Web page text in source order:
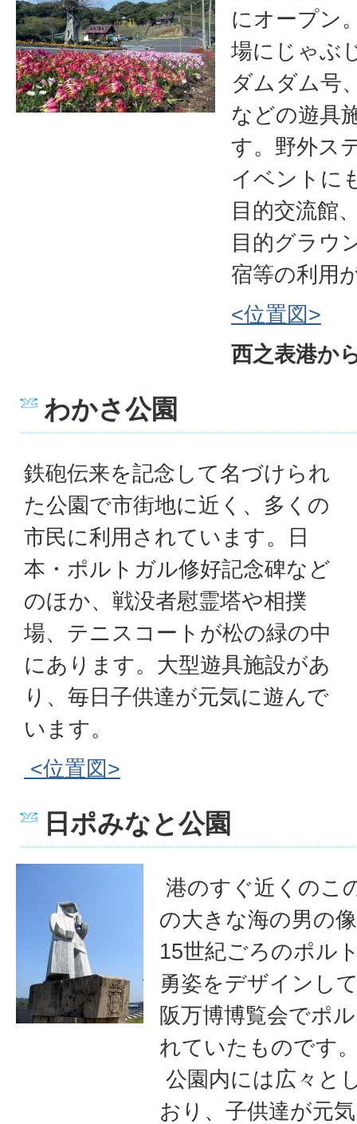
にオープン
場にじゃぶ
ダムダム号
などの遊具
す。野外ス
イベントに
目的交流館
目的グラウ
宿等の利用
<位置図>
西之表港か
わかさ公園
鉄砲伝来を記念して名づけられ
た公園で市街地に近く、多くの
市民に利用されています。日
本・ポルトガル修好記念碑など
のほか、戦没者慰霊塔や相撲
場、テニスコートが松の緑の中
にあります。大型遊具施設があ
り、毎日子供達が元気に遊んで
います。
<位置図>
日ポみなと公園
港のすぐ近くのこ
の大きな海の男の
15世紀ごろのポル
勇姿をデザインし
阪万博博覧会でポ
れていたものです
公園内には広々と
おり、子供達が元